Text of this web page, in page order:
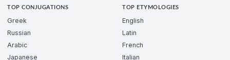
TOP CONJUGATIONS
Greek
Russian
Arabic
Japanese
TOP ETYMOLOGIES
English
Latin
French
Italian